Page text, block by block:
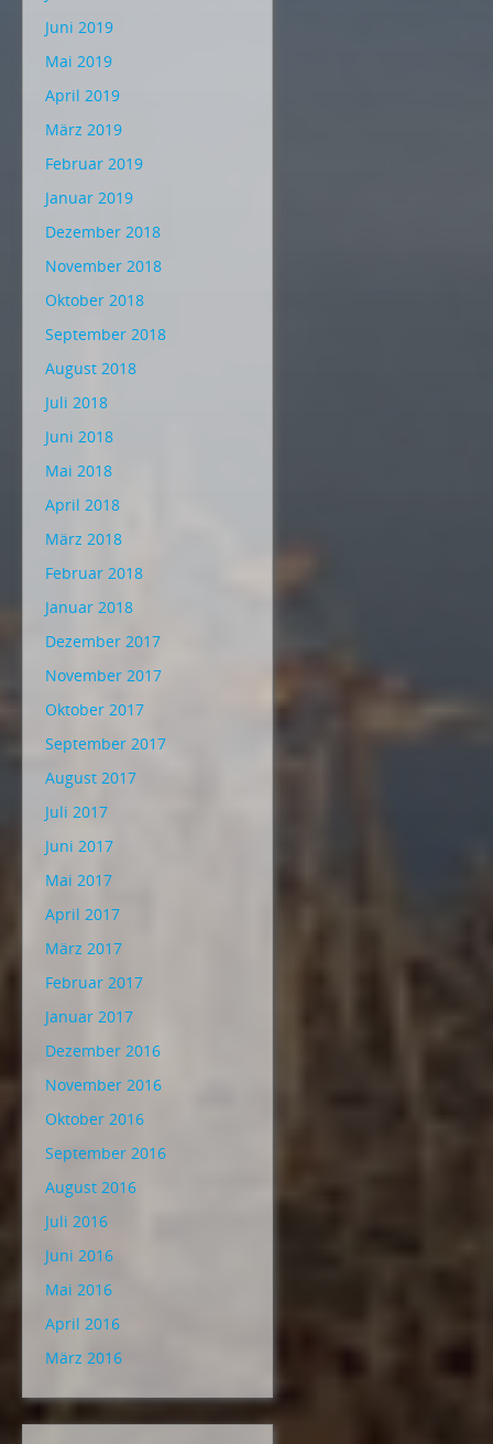
Juni 2019
Mai 2019
April 2019
März 2019
Februar 2019
Januar 2019
Dezember 2018
November 2018
Oktober 2018
September 2018
August 2018
Juli 2018
Juni 2018
Mai 2018
April 2018
März 2018
Februar 2018
Januar 2018
Dezember 2017
November 2017
Oktober 2017
September 2017
August 2017
Juli 2017
Juni 2017
Mai 2017
April 2017
März 2017
Februar 2017
Januar 2017
Dezember 2016
November 2016
Oktober 2016
September 2016
August 2016
Juli 2016
Juni 2016
Mai 2016
April 2016
März 2016